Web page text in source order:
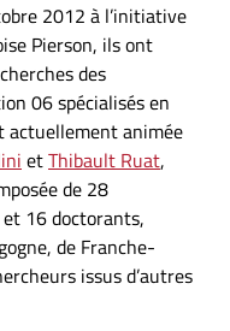
2012 à l’initiative
Pierson, ils ont
des
06 spécialisés en
actuellement animée
etThibault Ruat,
de 28
16 doctorants,
de Franche-
issus d’autres